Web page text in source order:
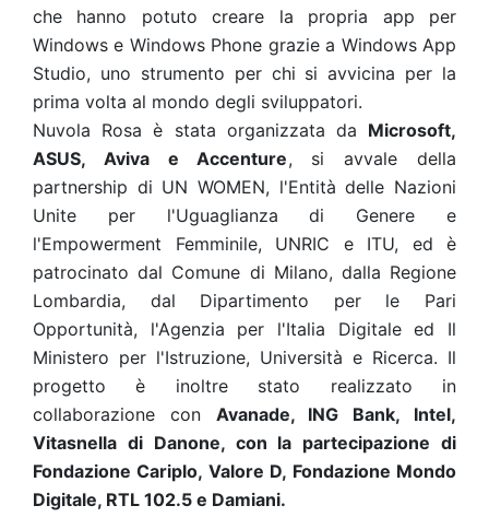
che hanno potuto creare la propria app per
Windows e Windows Phone grazie a Windows App
Studio, uno strumento per chi si avvicina per la
prima volta al mondo degli sviluppatori.
Nuvola Rosa è stata organizzata da Microsoft,
ASUS, Aviva e Accenture, si avvale della
partnership di UN WOMEN, l'Entità delle Nazioni
Unite per l'Uguaglianza di Genere e
l'Empowerment Femminile, UNRIC e ITU, ed è
patrocinato dal Comune di Milano, dalla Regione
Lombardia, dal Dipartimento per le Pari
Opportunità, l'Agenzia per l'Italia Digitale ed Il
Ministero per l'Istruzione, Università e Ricerca. Il
progetto è inoltre stato realizzato in
collaborazione con Avanade, ING Bank, Intel,
Vitasnella di Danone, con la partecipazione di
Fondazione Cariplo, Valore D, Fondazione Mondo
Digitale, RTL 102.5 e Damiani.